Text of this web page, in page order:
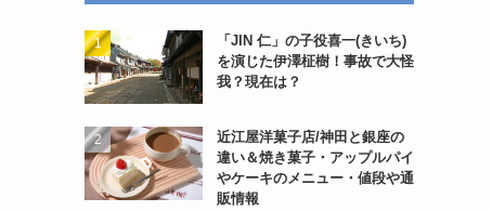
「JIN 仁」の子役喜一(きいち)
を演じた伊澤柾樹！事故で大怪
我？現在は？
近江屋洋菓子店/神田と銀座の
違い＆焼き菓子・アップルパイ
やケーキのメニュー・値段や通
販情報